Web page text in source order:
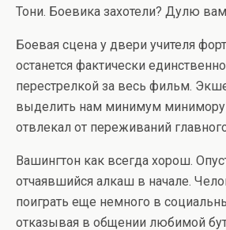
Тони. Боевика захотели? Дулю
Боевая сцена у двери учителя
останется фактически
перестрелкой за весь фильм.
выделить нам минимум
отвлекал от переживаний
Вашингтон как всегда хорош.
отчаявшийся алкаш в начале.
поиграть еще немного в
отказывая в общении любимой